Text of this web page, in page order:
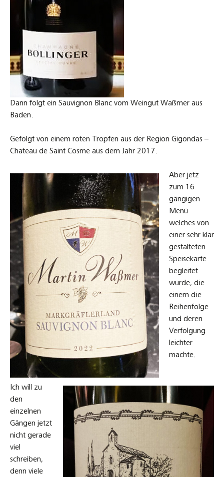
Dann folgt ein Sauvignon Blanc vom Weingut Waßmer aus
Baden.
Gefolgt von einem roten Tropfen aus der Region Gigondas –
Chateau de Saint Cosme aus dem Jahr 2017.
Aber jetz
zum 16
gängigen
Menü
welches von
einer sehr klar
gestalteten
Speisekarte
begleitet
wurde, die
einem die
Reihenfolge
und deren
Verfolgung
leichter
machte.
Ich will zu
den
einzelnen
Gängen jetzt
nicht gerade
viel
schreiben,
denn viele